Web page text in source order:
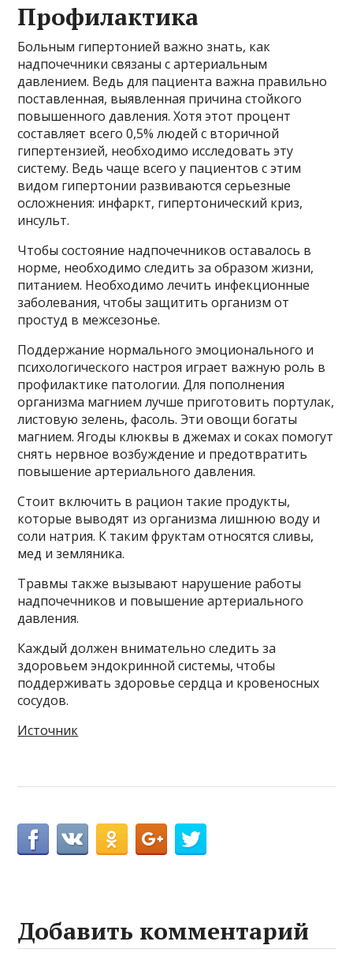
Профилактика
Больным гипертонией важно знать, как
надпочечники связаны с артериальным
давлением. Ведь для пациента важна правильно
поставленная, выявленная причина стойкого
повышенного давления. Хотя этот процент
составляет всего 0,5% людей с вторичной
гипертензией, необходимо исследовать эту
систему. Ведь чаще всего у пациентов с этим
видом гипертонии развиваются серьезные
осложнения: инфаркт, гипертонический криз,
инсульт.
Чтобы состояние надпочечников оставалось в
норме, необходимо следить за образом жизни,
питанием. Необходимо лечить инфекционные
заболевания, чтобы защитить организм от
простуд в межсезонье.
Поддержание нормального эмоционального и
психологического настроя играет важную роль в
профилактике патологии. Для пополнения
организма магнием лучше приготовить портулак,
листовую зелень, фасоль. Эти овощи богаты
магнием. Ягоды клюквы в джемах и соках помогут
снять нервное возбуждение и предотвратить
повышение артериального давления.
Стоит включить в рацион такие продукты,
которые выводят из организма лишнюю воду и
соли натрия. К таким фруктам относятся сливы,
мед и земляника.
Травмы также вызывают нарушение работы
надпочечников и повышение артериального
давления.
Каждый должен внимательно следить за
здоровьем эндокринной системы, чтобы
поддерживать здоровье сердца и кровеносных
сосудов.
Источник
Добавить комментарий